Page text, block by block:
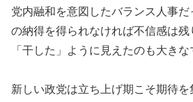
党内融和を意図したバランス人事
の納得を得られなければ不信感は
「干した」ように見えたのも大きな
新しい政党は立ち上げ期こそ期待